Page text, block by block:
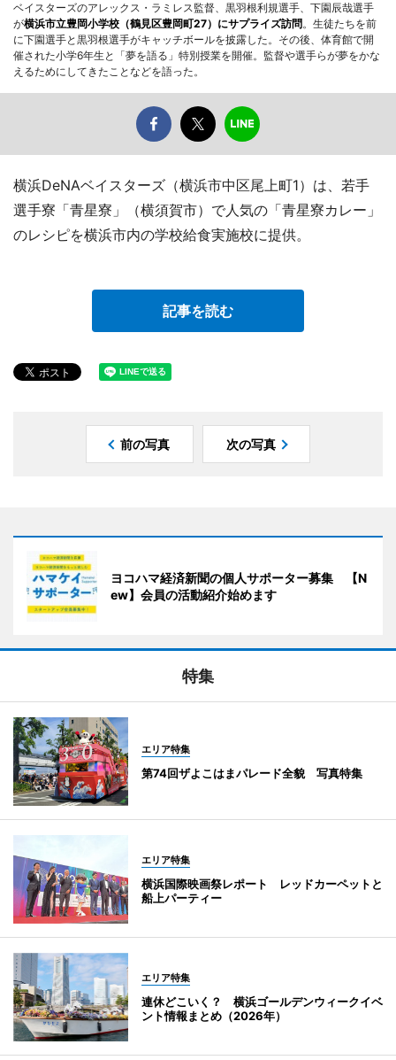
ベイスターズのアレックス・ラミレス監督、黒羽根利規選手、下園辰哉選手
が横浜市立豊岡小学校（鶴見区豊岡町27）にサプライズ訪問。生徒たちを前
に下園選手と黒羽根選手がキャッチボールを披露した。その後、体育館で開
催された小学6年生と「夢を語る」特別授業を開催。監督や選手らが夢をかな
えるためにしてきたことなどを語った。
横浜DeNAベイスターズ（横浜市中区尾上町1）は、若手
選手寮「青星寮」（横須賀市）で人気の「青星寮カレー」
のレシピを横浜市内の学校給食実施校に提供。
記事を読む
前の写真 次の写真
ヨコハマ経済新聞の個人サポーター募集 【N
ew】会員の活動紹介始めます
特集
エリア特集
第74回ザよこはまパレード全貌 写真特集
エリア特集
横浜国際映画祭レポート レッドカーペットと
船上パーティー
エリア特集
連休どこいく？ 横浜ゴールデンウィークイベ
ント情報まとめ（2026年）